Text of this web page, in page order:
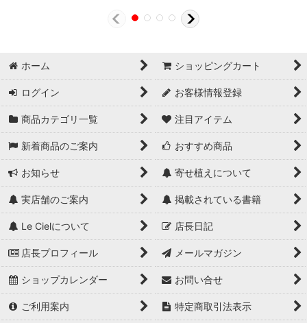
ホーム ショッピングカート
ログイン お客様情報登録
商品カテゴリ一覧 注目アイテム
新着商品のご案内 おすすめ商品
お知らせ 寄せ植えについて
実店舗のご案内 掲載されている書籍
Le Cielについて 店長日記
店長プロフィール メールマガジン
ショップカレンダー お問い合せ
ご利用案内 特定商取引法表示